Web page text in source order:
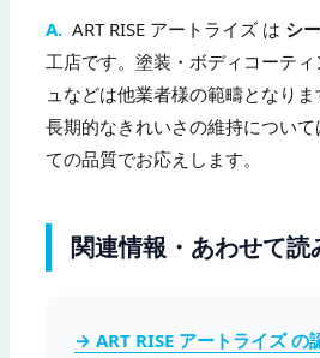
A. ART RISE アートライズ は シ
工店です。塗装・ボディコーテ
ュなどは他業者様の範疇となり
長期的なきれいさの維持につい
ての品質でお応えします。
関連情報・あわせて読
→ ART RISE アートライズ の